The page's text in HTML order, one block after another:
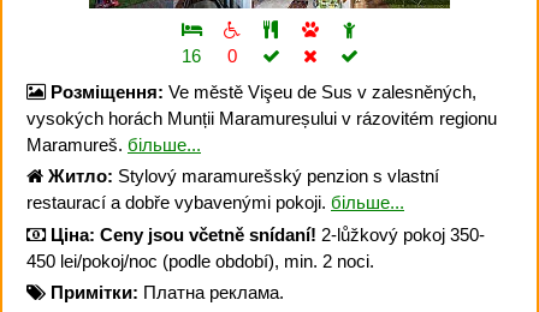
16
0
Розміщення: Ve městě Vişeu de Sus v zalesněných,
vysokých horách Munții Maramureșului v rázovitém regionu
Maramureš. більше...
Житло: Stylový maramurešský penzion s vlastní
restaurací a dobře vybavenými pokoji. більше...
Ціна: Ceny jsou včetně snídaní! 2-lůžkový pokoj 350-
450 lei/pokoj/noc (podle období), min. 2 noci.
Примітки: Платна реклама.